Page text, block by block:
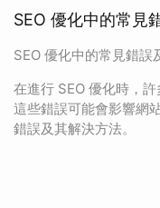
SEO 優化中的常見
SEO 優化中的常見錯
在進行 SEO 優化時，
這些錯誤可能會影響網
錯誤及其解決方法。